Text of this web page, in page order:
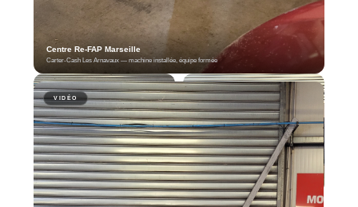
Centre Re-FAP Marseille
Carter-Cash Les Arnavaux — machine installée, équipe formée
VIDÉO